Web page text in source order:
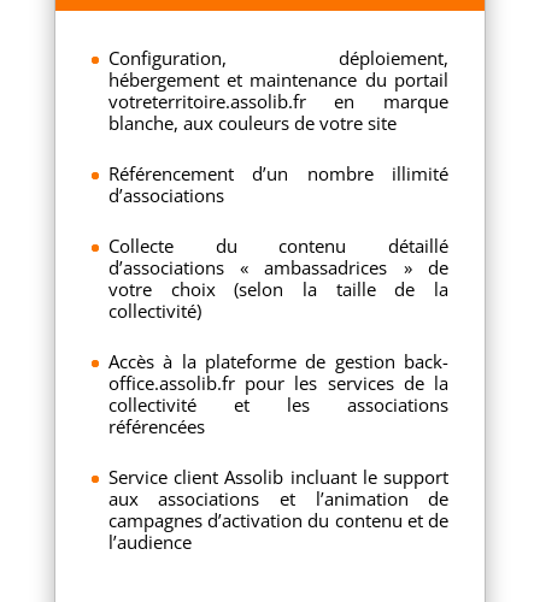
Configuration, déploiement,
hébergement et maintenance du portail
votreterritoire.assolib.fr en marque
blanche, aux couleurs de votre site
Référencement d’un nombre illimité
d’associations
Collecte du contenu détaillé
d’associations « ambassadrices » de
votre choix (selon la taille de la
collectivité)
Accès à la plateforme de gestion back-
office.assolib.fr pour les services de la
collectivité et les associations
référencées
Service client Assolib incluant le support
aux associations et l’animation de
campagnes d’activation du contenu et de
l’audience